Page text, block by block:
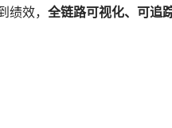
效， 全链路可视化、可追